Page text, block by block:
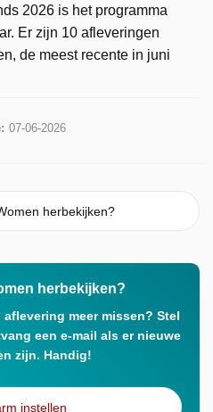
2026 is het programma
Er zijn 10 afleveringen
de meest recente in juni
07-06-2026
herbekijken?
herbekijken?
meer missen? Stel
een e-mail als er nieuwe
zijn. Handig!
instellen